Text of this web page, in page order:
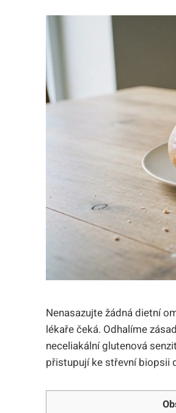
Nenasazujte žádná dietní
lékaře čeká. Odhalíme
neceliakální glutenová
přistupují ke střevní biopsii